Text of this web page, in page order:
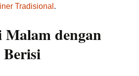
Tradisional .
dengan